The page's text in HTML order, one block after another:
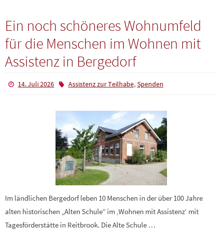
Ein noch schöneres Wohnumfeld
für die Menschen im Wohnen mit
Assistenz in Bergedorf
14. Juli 2026 Assistenz zur Teilhabe, Spenden
Im ländlichen Bergedorf leben 10 Menschen in der über 100 Jahre
alten historischen „Alten Schule“ im ‚Wohnen mit Assistenz‘ mit
Tagesförderstätte in Reitbrook. Die Alte Schule …